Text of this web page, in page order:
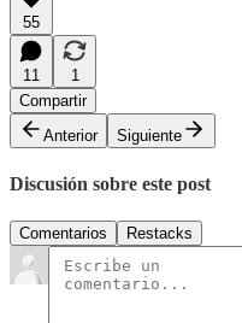
55
11
1
Compartir
Anterior
Siguiente
Discusión sobre este post
Comentarios Restacks